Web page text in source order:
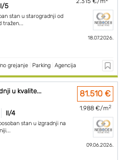
5
stan u starogradnji od
tražen...
18.07.2026.
grejanje Parking Agencija
u kvalite...
II/4
stan u izgradnji na
81.510 €
1.988 €/m2
09.06.2026.